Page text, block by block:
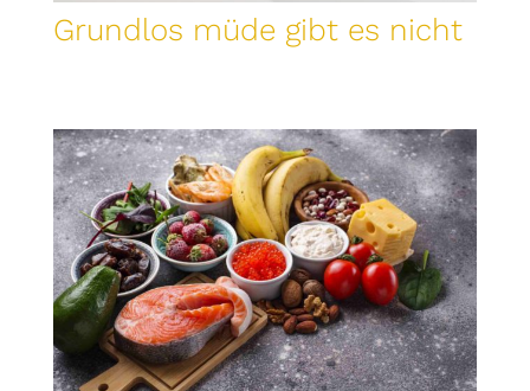
Grundlos müde gibt es nicht